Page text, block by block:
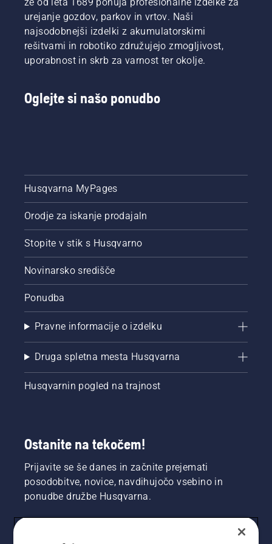
urejanje gozdov, parkov in vrtov. Naši
najsodobnejši izdelki z akumulatorskimi
rešitvami in robotiko združujejo zmogljivost,
uporabnost in skrb za varnost ter okolje.
Oglejte si našo ponudbo
Husqvarna MyPages
Orodje za iskanje prodajaln
Stopite v stik s Husqvarno
Novinarsko središče
Ponudba
Pravne informacije o izdelku
Druga spletna mesta Husqvarna
Husqvarnin pogled na trajnost
Ostanite na tekočem!
Prijavite se še danes in začnite prejemati
posodobitve, novice, navdihujočo vsebino in
ponudbe družbe Husqvarna.